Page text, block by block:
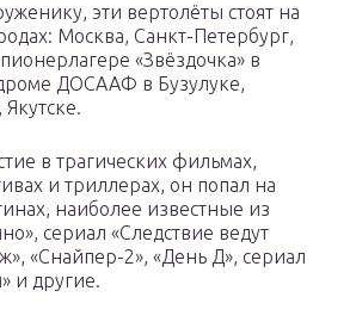
эти вертолёты стоят на
Москва, Санкт-Петербург,
«Звёздочка» в
ДОСААФ в Бузулуке,
в трагических фильмах,
и триллерах, он попал на
наиболее известные из
сериал «Следствие ведут
«Снайпер-2», «День Д», сериал
и другие.